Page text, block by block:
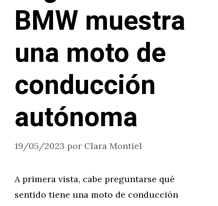
BMW muestra
una moto de
conducción
autónoma
19/05/2023 por Clara Montiel
A primera vista, cabe preguntarse qué
sentido tiene una moto de conducción